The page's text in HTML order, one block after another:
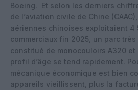
Boeing.
Et selon les derniers
de l’aviation civile de Chine
aériennes chinoises exploitaient 4
commerciaux fin 2025, un parc
constitué de monocouloirs A320 et
profil d’âge se tend rapidement.
mécanique économique est bien
appareils vieillissent, plus la